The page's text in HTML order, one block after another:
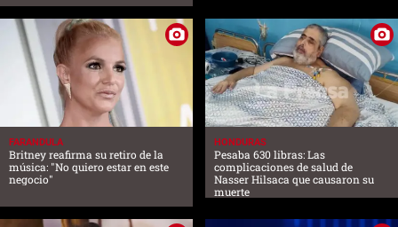
FARANDULA
Britney reafirma su retiro de la
música: "No quiero estar en este
negocio"
HONDURAS
Pesaba 630 libras: Las
complicaciones de salud de
Nasser Hilsaca que causaron su
muerte